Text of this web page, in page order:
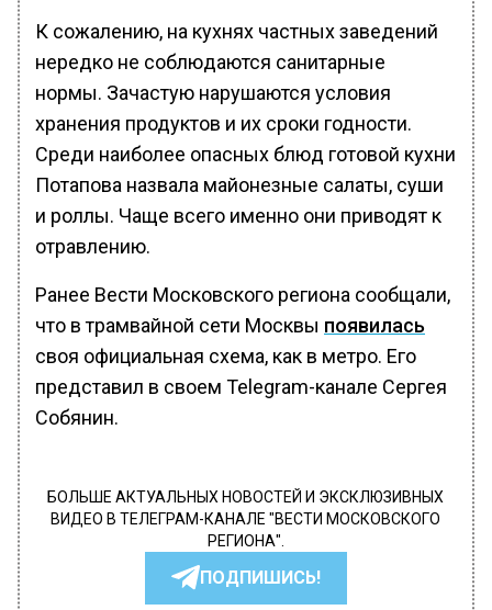
К сожалению, на кухнях частных заведений
нередко не соблюдаются санитарные
нормы. Зачастую нарушаются условия
хранения продуктов и их сроки годности.
Среди наиболее опасных блюд готовой кухни
Потапова назвала майонезные салаты, суши
и роллы. Чаще всего именно они приводят к
отравлению.
Ранее Вести Московского региона сообщали,
что в трамвайной сети Москвы появилась
своя официальная схема, как в метро. Его
представил в своем Telegram-канале Сергея
Собянин.
БОЛЬШЕ АКТУАЛЬНЫХ НОВОСТЕЙ И ЭКСКЛЮЗИВНЫХ
ВИДЕО В ТЕЛЕГРАМ-КАНАЛЕ "ВЕСТИ МОСКОВСКОГО
РЕГИОНА".
ПОДПИШИСЬ!